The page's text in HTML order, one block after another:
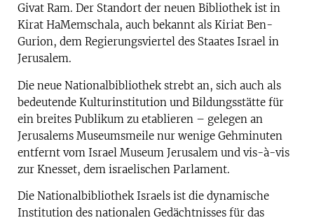
Givat Ram. Der Standort der neuen Bibliothek ist in
Kirat HaMemschala, auch bekannt als Kiriat Ben-
Gurion, dem Regierungsviertel des Staates Israel in
Jerusalem.
Die neue Nationalbibliothek strebt an, sich auch als
bedeutende Kulturinstitution und Bildungsstätte für
ein breites Publikum zu etablieren – gelegen an
Jerusalems Museumsmeile nur wenige Gehminuten
entfernt vom Israel Museum Jerusalem und vis-à-vis
zur Knesset, dem israelischen Parlament.
Die Nationalbibliothek Israels ist die dynamische
Institution des nationalen Gedächtnisses für das